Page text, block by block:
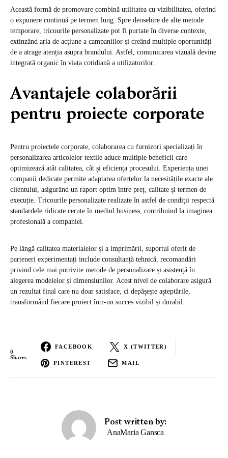
Această formă de promovare combină utilitatea cu vizibilitatea, oferind
o expunere continuă pe termen lung. Spre deosebire de alte metode
temporare, tricourile personalizate pot fi purtate în diverse contexte,
extinzând aria de acțiune a campaniilor și creând multiple oportunități
de a atrage atenția asupra brandului. Astfel, comunicarea vizuală devine
integrată organic în viața cotidiană a utilizatorilor.
Avantajele colaborării
pentru proiecte corporate
Pentru proiectele corporate, colaborarea cu furnizori specializați în
personalizarea articolelor textile aduce multiple beneficii care
optimizează atât calitatea, cât și eficiența procesului. Experiența unei
companii dedicate permite adaptarea ofertelor la necesitățile exacte ale
clientului, asigurând un raport optim între preț, calitate și termen de
execuție. Tricourile personalizate realizate în astfel de condiții respectă
standardele ridicate cerute în mediul business, contribuind la imaginea
profesională a companiei.
Pe lângă calitatea materialelor și a imprimării, suportul oferit de
parteneri experimentați include consultanță tehnică, recomandări
privind cele mai potrivite metode de personalizare și asistență în
alegerea modelelor și dimensiunilor. Acest nivel de colaborare asigură
un rezultat final care nu doar satisface, ci depășește așteptările,
transformând fiecare proiect într-un succes vizibil și durabil.
0
Shares
FACEBOOK X (TWITTER)
PINTEREST MAIL
Post written by:
AnaMaria Gansca